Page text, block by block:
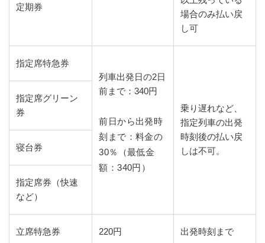
定期券
場合のみ払い戻
し可
指定席特急券
列車出発日の2日
前まで：340円
前日から出発時
刻まで：料金の
30％（最低金
額：340円）
乗り遅れなど、
指定列車の出発
時刻後の払い戻
しは不可。
指定席グリーン
券
寝台券
指定席券（快速
など）
立席特急券 220円 出発時刻まで